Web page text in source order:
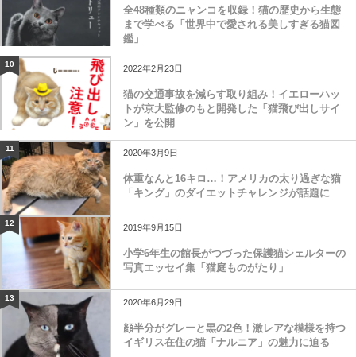
全48種類のニャンコを収録！猫の歴史から生態
まで学べる「世界中で愛される美しすぎる猫図
鑑」
10 2022年2月23日
猫の交通事故を減らす取り組み！イエローハッ
トが京大監修のもと開発した「猫飛び出しサイ
ン」を公開
11 2020年3月9日
体重なんと16キロ…！アメリカの太り過ぎな猫
「キング」のダイエットチャレンジが話題に
12 2019年9月15日
小学6年生の館長がつづった保護猫シェルターの
写真エッセイ集「猫庭ものがたり」
13 2020年6月29日
顔半分がグレーと黒の2色！激レアな模様を持つ
イギリス在住の猫「ナルニア」の魅力に迫る